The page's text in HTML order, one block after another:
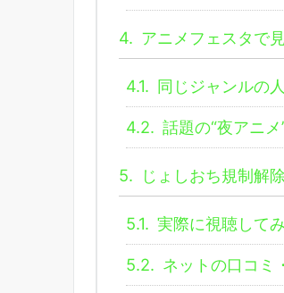
4. アニメフェスタで
4.1. 同じジャンルの
4.2. 話題の“夜アニ
5. じょしおち規制解
5.1. 実際に視聴して
5.2. ネットの口コミ